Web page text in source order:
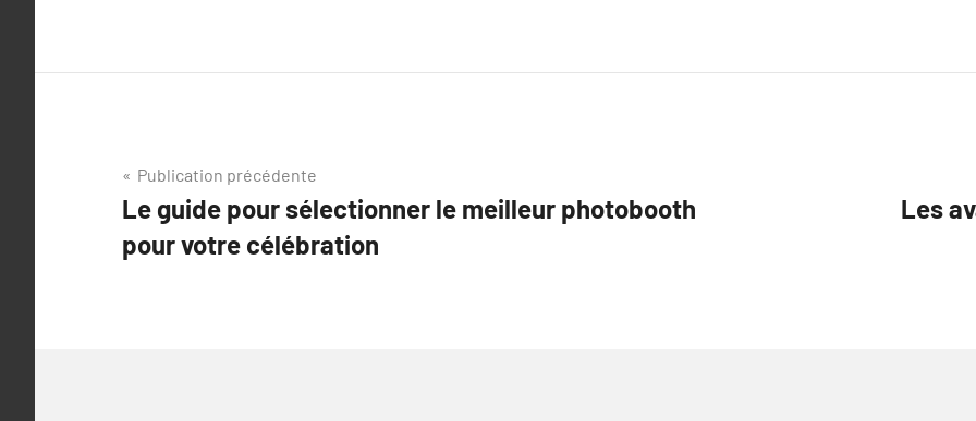
Navigation
de
l’article
Publication précédente
Le guide pour sélectionner le meilleur photobooth
pour votre célébration
Les